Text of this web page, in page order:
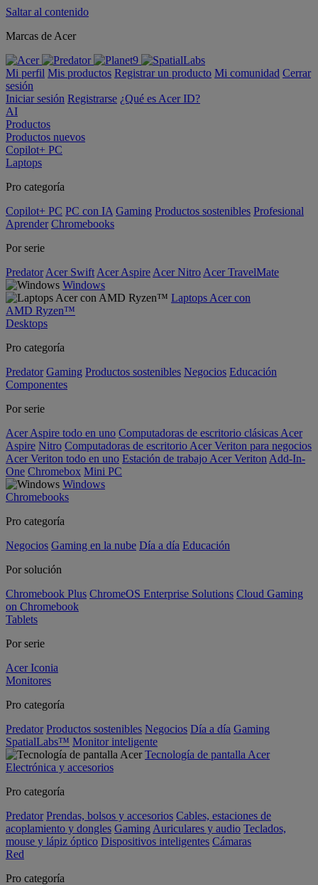
Saltar al contenido
Marcas de Acer
Mi perfil Mis productos Registrar un producto Mi comunidad Cerrar
sesión
Iniciar sesión Registrarse ¿Qué es Acer ID?
AI
Productos
Productos nuevos
Copilot+ PC
Laptops
Pro categoría
Copilot+ PC PC con IA Gaming Productos sostenibles Profesional
Aprender Chromebooks
Por serie
Predator Acer Swift Acer Aspire Acer Nitro Acer TravelMate
Windows
Laptops Acer con
AMD Ryzen™
Desktops
Pro categoría
Predator Gaming Productos sostenibles Negocios Educación
Componentes
Por serie
Acer Aspire todo en uno Computadoras de escritorio clásicas Acer
Aspire Nitro Computadoras de escritorio Acer Veriton para negocios
Acer Veriton todo en uno Estación de trabajo Acer Veriton Add-In-
One Chromebox Mini PC
Windows
Chromebooks
Pro categoría
Negocios Gaming en la nube Día a día Educación
Por solución
Chromebook Plus ChromeOS Enterprise Solutions Cloud Gaming
on Chromebook
Tablets
Por serie
Acer Iconia
Monitores
Pro categoría
Predator Productos sostenibles Negocios Día a día Gaming
SpatialLabs™ Monitor inteligente
Tecnología de pantalla Acer
Electrónica y accesorios
Pro categoría
Predator Prendas, bolsos y accesorios Cables, estaciones de
acoplamiento y dongles Gaming Auriculares y audio Teclados,
mouse y lápiz óptico Dispositivos inteligentes Cámaras
Red
Pro categoría